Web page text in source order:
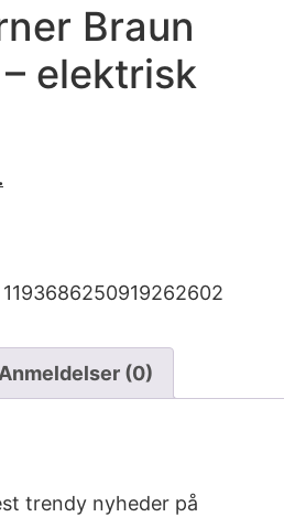
Braun
elektrisk
1193686250919262602
Anmeldelser (0)
trendy nyheder på